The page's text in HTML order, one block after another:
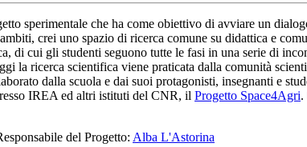
sperimentale che ha come obiettivo di avviare un
crei uno spazio di ricerca comune su didattica e
di cui gli studenti seguono tutte le fasi in una serie di
la ricerca scientifica viene praticata dalla comunità
dalla scuola e dai suoi protagonisti, insegnanti e
IREA ed altri istituti del CNR, il Progetto Space4Agri.
del Progetto: Alba L'Astorina